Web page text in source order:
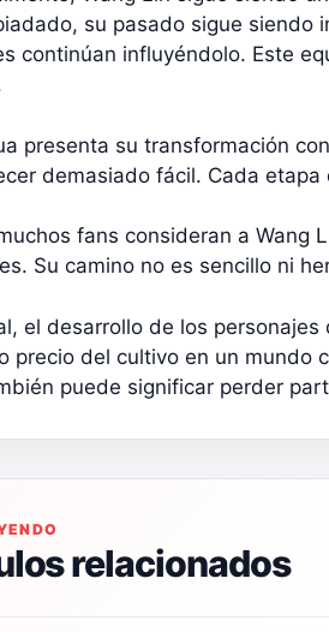
su pasado sigue siendo
continúan influyéndolo. Este
presenta su transformación
demasiado fácil. Cada
fans consideran a Wang
Su camino no es sencillo ni
el desarrollo de los
precio del cultivo en un mundo
puede significar perder
relacionados